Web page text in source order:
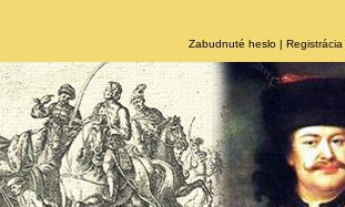
Zabudnuté heslo| Registrácia